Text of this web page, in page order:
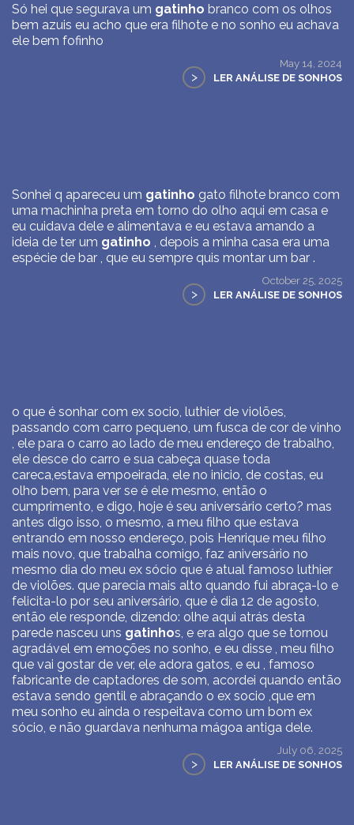
Só hei que segurava um gatinho branco com os olhos
bem azuis eu acho que era filhote e no sonho eu achava
ele bem fofinho
May 14, 2024
> LER ANÁLISE DE SONHOS
Sonhei q apareceu um gatinho gato filhote branco com
uma machinha preta em torno do olho aqui em casa e
eu cuidava dele e alimentava e eu estava amando a
ideia de ter um gatinho , depois a minha casa era uma
espécie de bar , que eu sempre quis montar um bar .
October 25, 2025
> LER ANÁLISE DE SONHOS
o que é sonhar com ex socio, luthier de violões,
passando com carro pequeno, um fusca de cor de vinho
, ele para o carro ao lado de meu endereço de trabalho,
ele desce do carro e sua cabeça quase toda
careca,estava empoeirada, ele no inicio, de costas, eu
olho bem, para ver se é ele mesmo, então o
cumprimento, e digo, hoje é seu aniversário certo? mas
antes digo isso, o mesmo, a meu filho que estava
entrando em nosso endereço, pois Henrique meu filho
mais novo, que trabalha comigo, faz aniversário no
mesmo dia do meu ex sócio que é atual famoso luthier
de violões. que parecia mais alto quando fui abraça-lo e
felicita-lo por seu aniversário, que é dia 12 de agosto,
então ele responde, dizendo: olhe aqui atrás desta
parede nasceu uns gatinhos, e era algo que se tornou
agradável em emoções no sonho, e eu disse , meu filho
que vai gostar de ver, ele adora gatos, e eu , famoso
fabricante de captadores de som, acordei quando então
estava sendo gentil e abraçando o ex socio ,que em
meu sonho eu ainda o respeitava como um bom ex
sócio, e não guardava nenhuma mágoa antiga dele.
July 06, 2025
> LER ANÁLISE DE SONHOS